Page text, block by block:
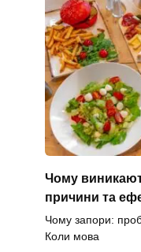
Чому
причини та
Чому запори:
Коли мова